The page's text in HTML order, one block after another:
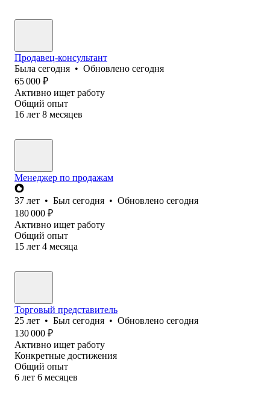
Продавец-консультант
Была сегодня • Обновлено сегодня
65 000 ₽
Активно ищет работу
Общий опыт
16 лет 8 месяцев
Менеджер по продажам
37 лет • Был сегодня • Обновлено сегодня
180 000 ₽
Активно ищет работу
Общий опыт
15 лет 4 месяца
Торговый представитель
25 лет • Был сегодня • Обновлено сегодня
130 000 ₽
Активно ищет работу
Конкретные достижения
Общий опыт
6 лет 6 месяцев